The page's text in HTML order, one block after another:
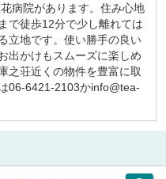
病院があります。住み心地
で徒歩12分で少し離れては
立地です。使い勝手の良い
出かけもスムーズに楽しめ
之荘近くの物件を豊富に取
06-6421-2103かinfo@tea-